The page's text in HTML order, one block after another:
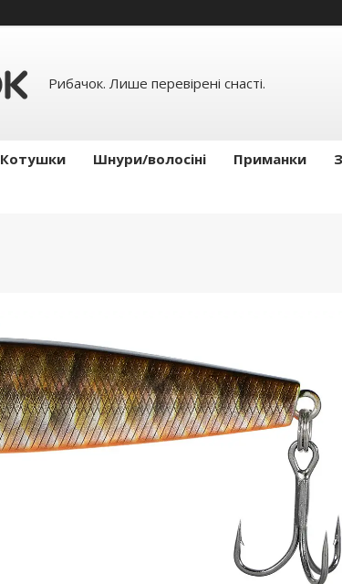
Рибачок. Лише перевірені снасті.
Котушки Шнури/волосіні Приманки